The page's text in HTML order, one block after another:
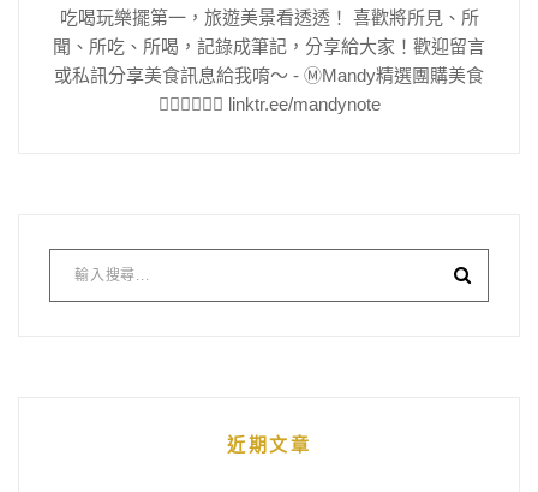
吃喝玩樂擺第一，旅遊美景看透透！ 喜歡將所見、所
聞、所吃、所喝，記錄成筆記，分享給大家！歡迎留言
或私訊分享美食訊息給我唷～ - Ⓜ️Mandy精選團購美食
👇🏻👇🏻👇🏻 linktr.ee/mandynote
近期文章